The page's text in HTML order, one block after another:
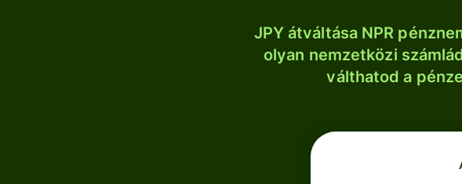
JPY átváltása NPR
olyan nemzetközi
válthatod a